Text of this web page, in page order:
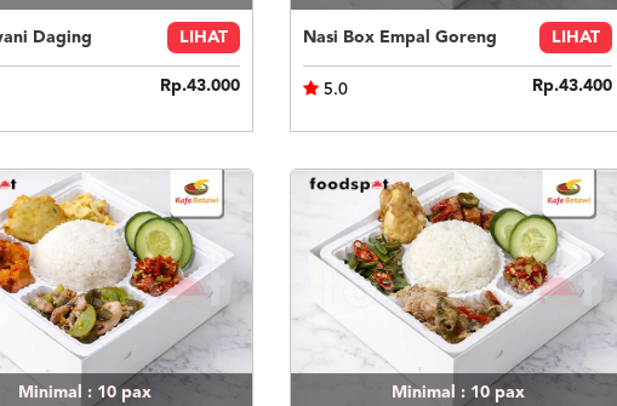
Daging LIHAT
Rp.43.000
Nasi Box Empal Goreng LIHAT
5.0 Rp.43.400
Minimal : 10 pax Minimal : 10 pax